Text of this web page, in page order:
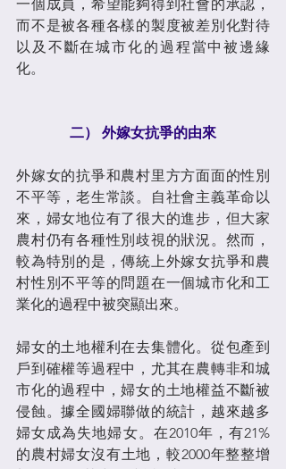
一個成員，希望能夠得到社會的承認，
而不是被各種各樣的製度被差別化對待
以及不斷在城市化的過程當中被邊緣
化。
二） 外嫁女抗爭的由來
外嫁女的抗爭和農村里方方面面的性別
不平等，老生常談。自社會主義革命以
來，婦女地位有了很大的進步，但大家
農村仍有各種性別歧視的狀況。然而，
較為特別的是，傳統上外嫁女抗爭和農
村性別不平等的問題在一個城市化和工
業化的過程中被突顯出來。
婦女的土地權利在去集體化。從包產到
戶到確權等過程中，尤其在農轉非和城
市化的過程中，婦女的土地權益不斷被
侵蝕。據全國婦聯做的統計，越來越多
婦女成為失地婦女。在2010年，有21%
的農村婦女沒有土地，較2000年整整增